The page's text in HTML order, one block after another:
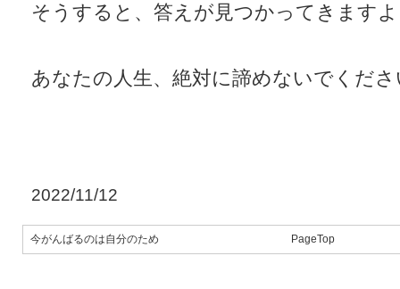
そうすると、答えが見つかってきます
あなたの人生、絶対に諦めないでくだ
2022/11/12
今がんばるのは自分のため PageTop